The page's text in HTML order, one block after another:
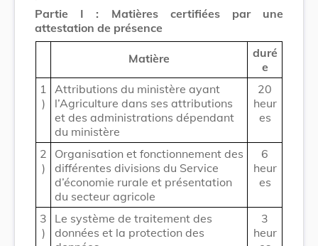
Partie I : Matières certifiées par une
attestation de présence
Matière
duré
e
1
)
Attributions du ministère ayant
l’Agriculture dans ses attributions
et des administrations dépendant
du ministère
20
heur
es
2
)
Organisation et fonctionnement des
différentes divisions du Service
d’économie rurale et présentation
du secteur agricole
6
heur
es
3
)
Le système de traitement des
données et la protection des
3
heur